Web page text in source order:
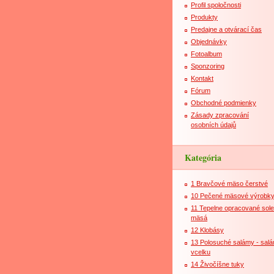
Profil spoločnosti
Produkty
Predajne a otvárací čas
Objednávky
Fotoalbum
Sponzoring
Kontakt
Fórum
Obchodné podmienky
Zásady zpracování
osobních údajů
Kategória
1 Bravčové mäso čerstvé
10 Pečené mäsové výrobky
11 Tepelne opracované
mäsá
12 Klobásy
13 Polosuché salámy -
vcelku
14 Živočíšne tuky